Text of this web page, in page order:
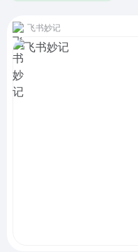
飞书妙记